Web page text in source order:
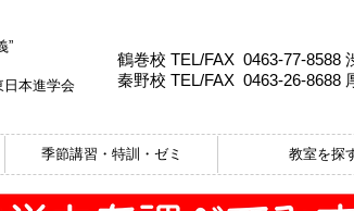
”
日本進学会
鶴巻校 TEL/FAX 0463-77-8588
秦野校 TEL/FAX 0463-26-8688
季節講習・特訓・ゼミ 教室を探